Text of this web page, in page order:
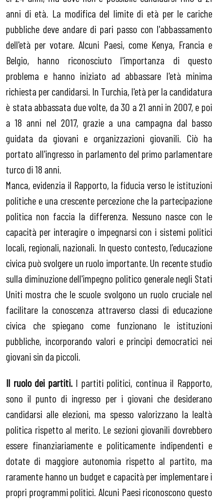
anni di età. La modifica del limite di età per le cariche
pubbliche deve andare di pari passo con l'abbassamento
dell'età per votare. Alcuni Paesi, come Kenya, Francia e
Belgio, hanno riconosciuto l'importanza di questo
problema e hanno iniziato ad abbassare l'età minima
richiesta per candidarsi. In Turchia, l'età per la candidatura
è stata abbassata due volte, da 30 a 21 anni in 2007, e poi
a 18 anni nel 2017, grazie a una campagna dal basso
guidata da giovani e organizzazioni giovanili. Ciò ha
portato all'ingresso in parlamento del primo parlamentare
turco di 18 anni.
Manca, evidenzia il Rapporto, la fiducia verso le istituzioni
politiche e una crescente percezione che la partecipazione
politica non faccia la differenza. Nessuno nasce con le
capacità per interagire o impegnarsi con i sistemi politici
locali, regionali, nazionali. In questo contesto, l’educazione
civica può svolgere un ruolo importante. Un recente studio
sulla diminuzione dell'impegno politico generale negli Stati
Uniti mostra che le scuole svolgono un ruolo cruciale nel
facilitare la conoscenza attraverso classi di educazione
civica che spiegano come funzionano le istituzioni
pubbliche, incorporando valori e principi democratici nei
giovani sin da piccoli.
Il ruolo dei partiti. I partiti politici, continua il Rapporto,
sono il punto di ingresso per i giovani che desiderano
candidarsi alle elezioni, ma spesso valorizzano la lealtà
politica rispetto al merito. Le sezioni giovanili dovrebbero
essere finanziariamente e politicamente indipendenti e
dotate di maggiore autonomia rispetto al partito, ma
raramente hanno un budget e capacità per implementare i
propri programmi politici. Alcuni Paesi riconoscono questo